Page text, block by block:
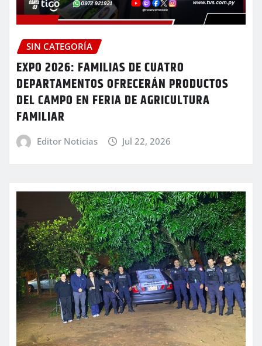
SIN CATEGORÍA
EXPO 2026: FAMILIAS DE CUATRO
DEPARTAMENTOS OFRECERÁN PRODUCTOS
DEL CAMPO EN FERIA DE AGRICULTURA
FAMILIAR
Editor Noticias Jul 22, 2026